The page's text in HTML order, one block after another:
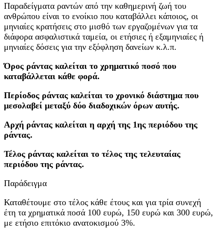
Παραδείγματα ραντών από την καθημερινή ζωή του
ανθρώπου είναι το ενοίκιο που καταβάλλει κάποιος, οι
μηνιαίες κρατήσεις στο μισθό των εργαζομένων για τα
διάφορα ασφαλιστικά ταμεία, οι ετήσιες ή εξαμηνιαίες ή
μηνιαίες δόσεις για την εξόφληση δανείων κ.λ.π.
Όρος ράντας καλείται το χρηματικό ποσό που
καταβάλλεται κάθε φορά.
Περίοδος ράντας καλείται το χρονικό διάστημα που
μεσολαβεί μεταξύ δύο διαδοχικών όρων αυτής.
Αρχή ράντας καλείται η αρχή της 1ης περιόδου της
ράντας.
Τέλος ράντας καλείται το τέλος της τελευταίας
περιόδου της ράντας.
Παράδειγμα
Καταθέτουμε στο τέλος κάθε έτους και για τρία συνεχή
έτη τα χρηματικά ποσά 100 ευρώ, 150 ευρώ και 300 ευρώ,
με ετήσιο επιτόκιο ανατοκισμού 3%.